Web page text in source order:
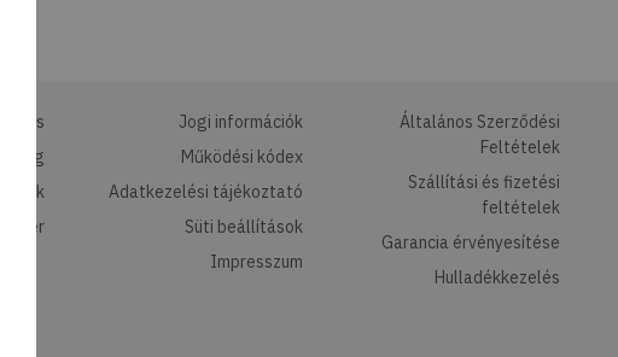
Karrier
Jogi információk
Működési kódex
Adatkezelési tájékoztató
Süti beállítások
Impresszum
Általános Szerződési
Feltételek
Szállítási és fizetési
feltételek
Garancia érvényesítése
Hulladékkezelés